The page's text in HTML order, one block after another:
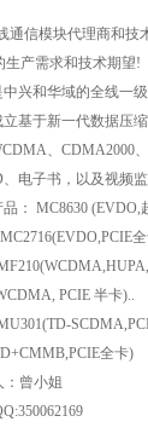
通信模块代理商和
生产需求和技术期望!
中兴和华域的全线一
基于新一代数据压
、CDMA2000
电子书，以及视频监
品： MC8630 (EVDO,
PCIE 半卡)..
全卡)
曾小姐